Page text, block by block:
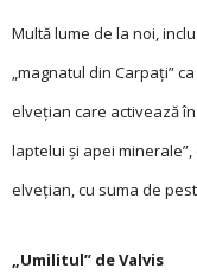
Multă lume de la noi,
„magnatul din Carpaţi”
elveţian care activează
laptelui şi apei
elveţian, cu suma de
„Umilitul” de Valvis